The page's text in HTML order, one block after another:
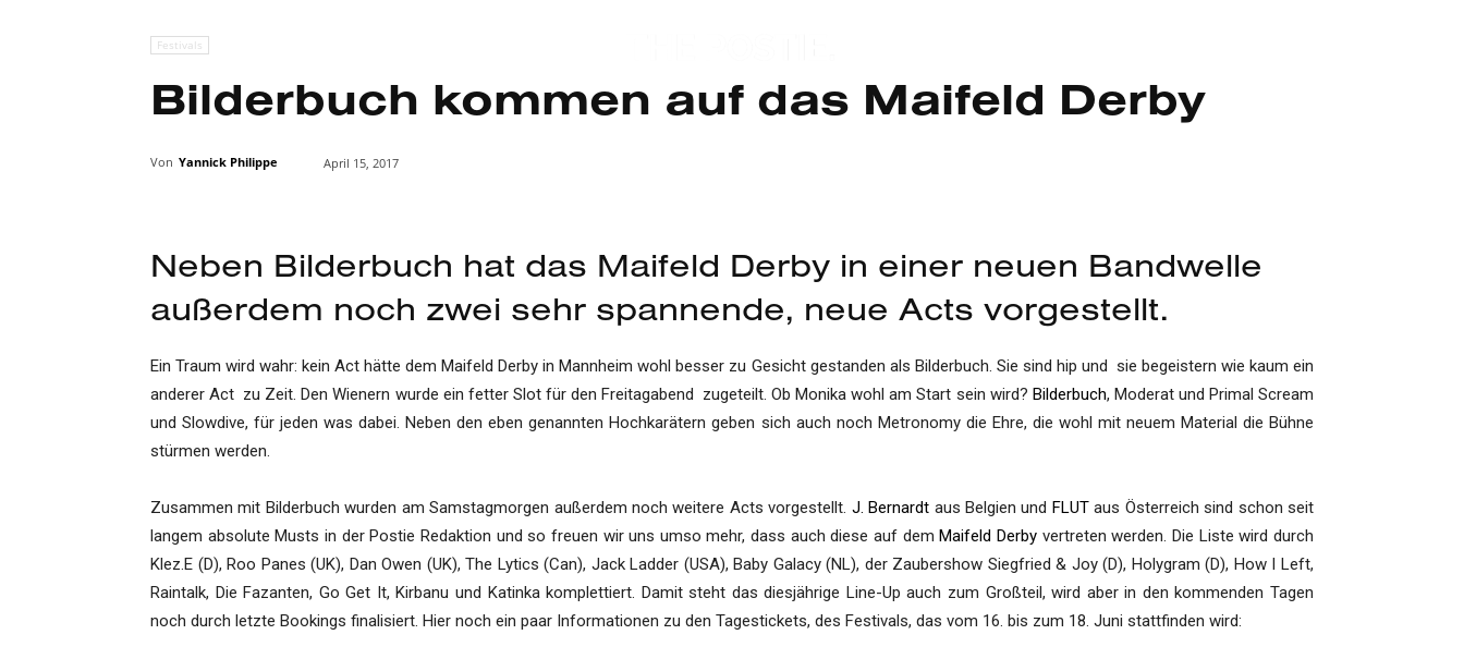
Festivals
Bilderbuch kommen auf das Maifeld Derby
Von Yannick Philippe April 15, 2017
Neben Bilderbuch hat das Maifeld Derby in einer neuen Bandwelle
außerdem noch zwei sehr spannende, neue Acts vorgestellt.
Ein Traum wird wahr: kein Act hätte dem Maifeld Derby in Mannheim wohl besser zu Gesicht gestanden als Bilderbuch. Sie sind hip und sie begeistern wie kaum ein
anderer Act zu Zeit. Den Wienern wurde ein fetter Slot für den Freitagabend zugeteilt. Ob Monika wohl am Start sein wird? Bilderbuch, Moderat und Primal Scream
und Slowdive, für jeden was dabei. Neben den eben genannten Hochkarätern geben sich auch noch Metronomy die Ehre, die wohl mit neuem Material die Bühne
stürmen werden.
Zusammen mit Bilderbuch wurden am Samstagmorgen außerdem noch weitere Acts vorgestellt. J. Bernardt aus Belgien und FLUTaus Österreich sind schon seit
langem absolute Musts in der Postie Redaktion und so freuen wir uns umso mehr, dass auch diese auf demMaifeld Derby vertreten werden. Die Liste wird durch
Klez.E (D), Roo Panes (UK), Dan Owen (UK), The Lytics (Can), Jack Ladder (USA), Baby Galacy (NL), der Zaubershow Siegfried & Joy (D), Holygram (D), How I Left,
Raintalk, Die Fazanten, Go Get It, Kirbanu und Katinka komplettiert. Damit steht das diesjährige Line-Up auch zum Großteil, wird aber in den kommenden Tagen
noch durch letzte Bookings finalisiert. Hier noch ein paar Informationen zu den Tagestickets, des Festivals, das vom 16. bis zum 18. Juni stattfinden wird: